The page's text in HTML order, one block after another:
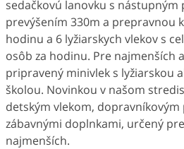
sedačkovú lanovku s nástupným
prevýšením 330m a prepravnou
hodinu a 6 lyžiarskych vlekov s
osôb za hodinu. Pre najmenších
pripravený minivlek s lyžiarskou
školou. Novinkou v našom
detským vlekom, dopravníkovým
zábavnými doplnkami, určený
najmenších.